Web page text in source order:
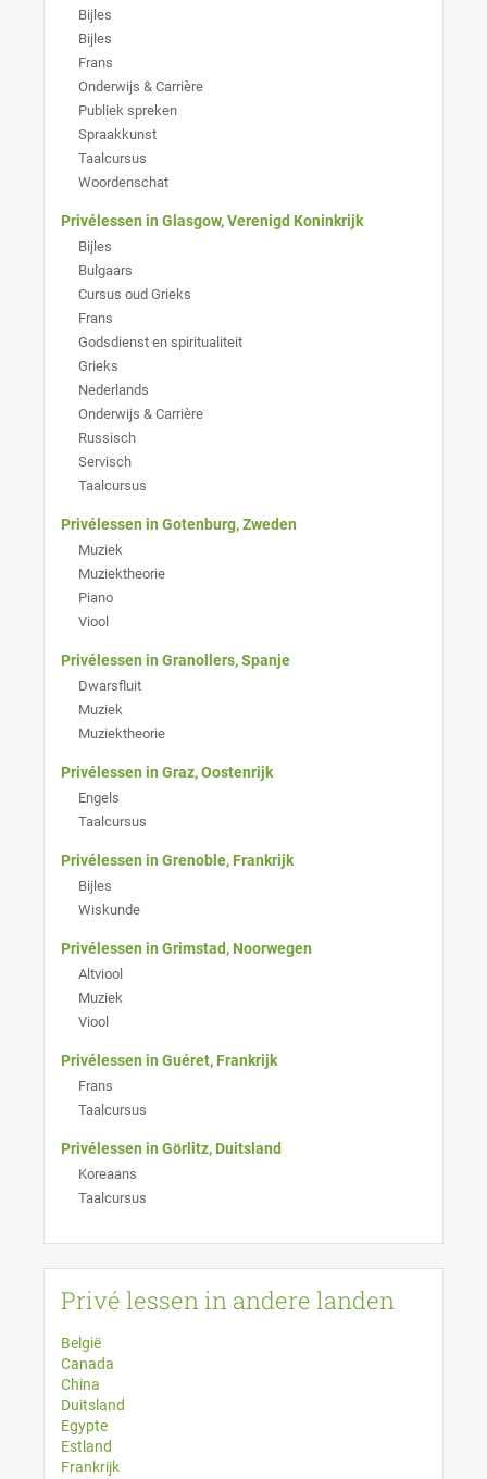
Bijles
Bijles
Frans
Onderwijs & Carrière
Publiek spreken
Spraakkunst
Taalcursus
Woordenschat
Privélessen in Glasgow, Verenigd Koninkrijk
Bijles
Bulgaars
Cursus oud Grieks
Frans
Godsdienst en spiritualiteit
Grieks
Nederlands
Onderwijs & Carrière
Russisch
Servisch
Taalcursus
Privélessen in Gotenburg, Zweden
Muziek
Muziektheorie
Piano
Viool
Privélessen in Granollers, Spanje
Dwarsfluit
Muziek
Muziektheorie
Privélessen in Graz, Oostenrijk
Engels
Taalcursus
Privélessen in Grenoble, Frankrijk
Bijles
Wiskunde
Privélessen in Grimstad, Noorwegen
Altviool
Muziek
Viool
Privélessen in Guéret, Frankrijk
Frans
Taalcursus
Privélessen in Görlitz, Duitsland
Koreaans
Taalcursus
Privé lessen in andere landen
België
Canada
China
Duitsland
Egypte
Estland
Frankrijk